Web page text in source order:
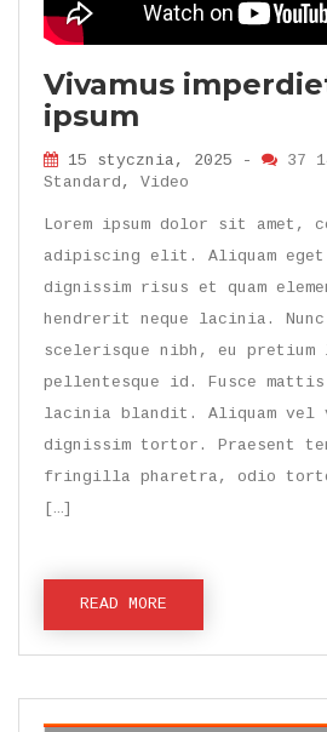
Vivamus
ipsum
15 stycznia, 2025 - 37
Standard , Video
Lorem ipsum dolor sit amet,
adipiscing elit. Aliquam
dignissim risus et quam
hendrerit neque lacinia.
scelerisque nibh, eu
pellentesque id. Fusce
lacinia blandit. Aliquam vel
dignissim tortor. Praesent
fringilla pharetra, odio tortor
[…]
READ MORE